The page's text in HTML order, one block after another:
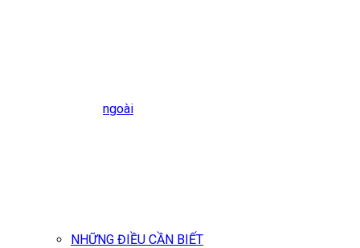
ngoài
NHỮNG ĐIỀU CẦN BIẾT